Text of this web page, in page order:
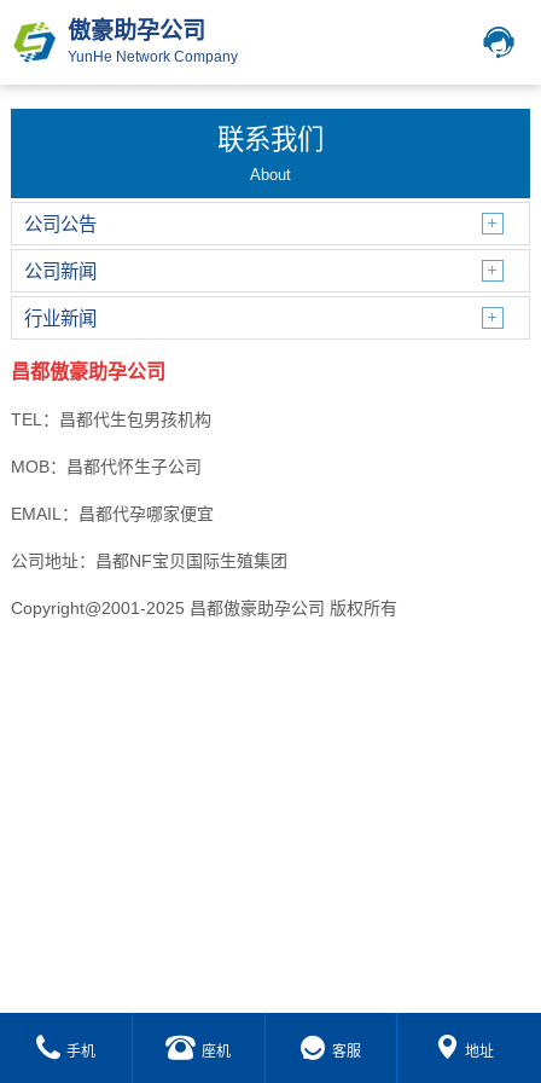
傲豪助孕公司
YunHe Network Company
联系我们
About
公司公告
公司新闻
行业新闻
昌都傲豪助孕公司
TEL：昌都代生包男孩机构
MOB：昌都代怀生子公司
EMAIL：昌都代孕哪家便宜
公司地址：昌都NF宝贝国际生殖集团
Copyright@2001-2025 昌都傲豪助孕公司 版权所有
手机 座机 客服 地址